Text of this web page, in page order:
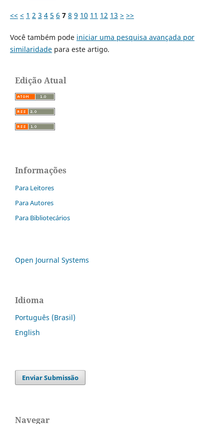
<< < 1 2 3 4 5 6 7 8 9 10 11 12 13 > >>
Você também pode iniciar uma pesquisa avançada por
similaridadepara este artigo.
Edição Atual
Informações
Para Leitores
Para Autores
Para Bibliotecários
Open Journal Systems
Idioma
Português (Brasil)
English
Enviar Submissão
Navegar